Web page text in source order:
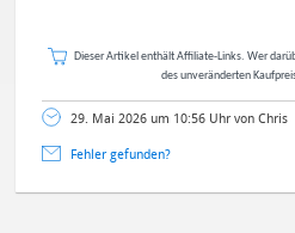
Dieser Artikel enthält Affiliate-Links. Wer
des unveränderten
29. Mai 2026 um 10:56 Uhr von Chris
Fehler gefunden?